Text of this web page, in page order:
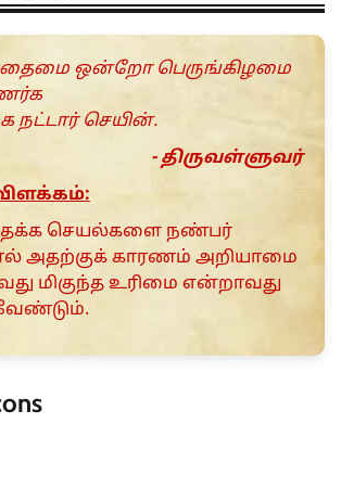
ஒன்றோ பெருங்கிழமை
நட்டார் செயின்.
- திருவள்ளுவர்
செயல்களை நண்பர்
அதற்குக் காரணம் அறியாமை
மிகுந்த உரிமை என்றாவது